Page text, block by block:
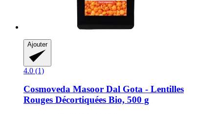
Ajouter
4.0 (1)
Cosmoveda Masoor Dal Gota -​ Lentilles
Rouges Décortiquées Bio, 500 g